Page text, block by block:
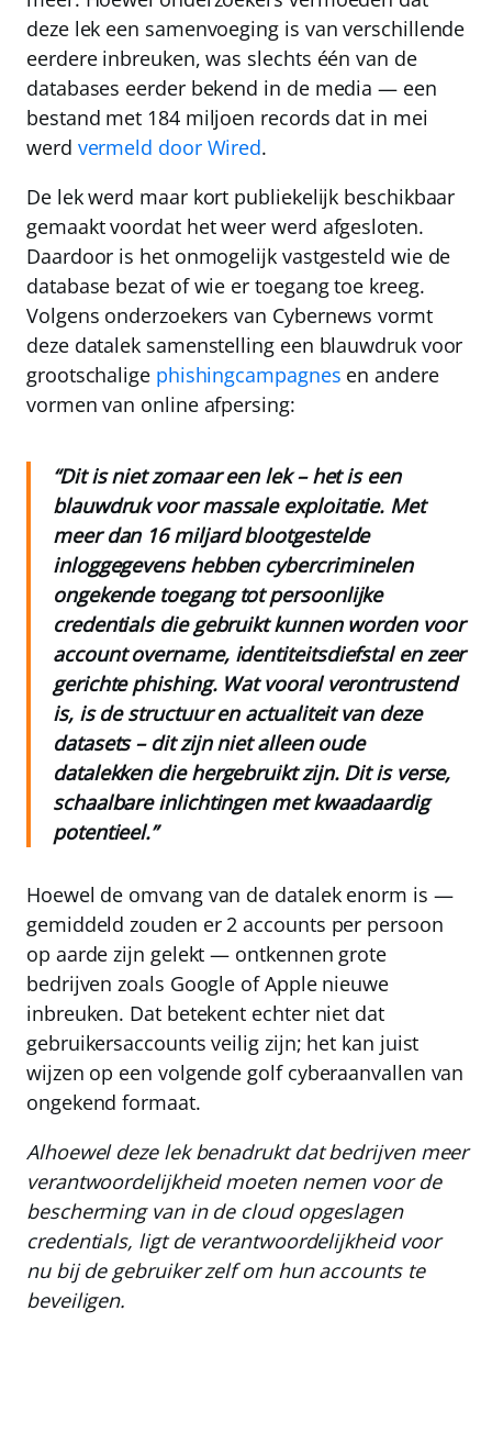
deze lek een samenvoeging is van verschillende
eerdere inbreuken, was slechts één van de
databases eerder bekend in de media — een
bestand met 184 miljoen records dat in mei
werd vermeld door Wired.
De lek werd maar kort publiekelijk beschikbaar
gemaakt voordat het weer werd afgesloten.
Daardoor is het onmogelijk vastgesteld wie de
database bezat of wie er toegang toe kreeg.
Volgens onderzoekers van Cybernews vormt
deze datalek samenstelling een blauwdruk voor
grootschalige phishingcampagnes en andere
vormen van online afpersing:
“Dit is niet zomaar een lek – het is een
blauwdruk voor massale exploitatie. Met
meer dan 16 miljard blootgestelde
inloggegevens hebben cybercriminelen
ongekende toegang tot persoonlijke
credentials die gebruikt kunnen worden voor
account overname, identiteitsdiefstal en zeer
gerichte phishing. Wat vooral verontrustend
is, is de structuur en actualiteit van deze
datasets – dit zijn niet alleen oude
datalekken die hergebruikt zijn. Dit is verse,
schaalbare inlichtingen met kwaadaardig
potentieel.”
Hoewel de omvang van de datalek enorm is —
gemiddeld zouden er 2 accounts per persoon
op aarde zijn gelekt — ontkennen grote
bedrijven zoals Google of Apple nieuwe
inbreuken. Dat betekent echter niet dat
gebruikersaccounts veilig zijn; het kan juist
wijzen op een volgende golf cyberaanvallen van
ongekend formaat.
Alhoewel deze lek benadrukt dat bedrijven meer
verantwoordelijkheid moeten nemen voor de
bescherming van in de cloud opgeslagen
credentials, ligt de verantwoordelijkheid voor
nu bij de gebruiker zelf om hun accounts te
beveiligen.